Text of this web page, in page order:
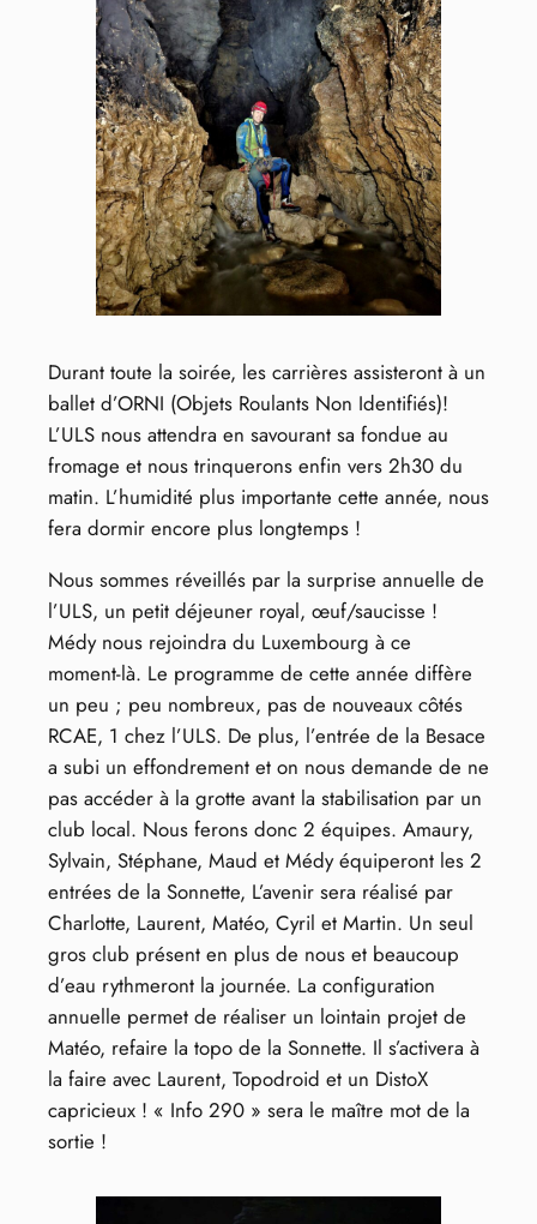
Durant toute la soirée, les carrières assisteront à un
ballet d’ORNI (Objets Roulants Non Identifiés)!
L’ULS nous attendra en savourant sa fondue au
fromage et nous trinquerons enfin vers 2h30 du
matin. L’humidité plus importante cette année, nous
fera dormir encore plus longtemps !
Nous sommes réveillés par la surprise annuelle de
l’ULS, un petit déjeuner royal, œuf/saucisse !
Médy nous rejoindra du Luxembourg à ce
moment-là. Le programme de cette année diffère
un peu ; peu nombreux, pas de nouveaux côtés
RCAE, 1 chez l’ULS. De plus, l’entrée de la Besace
a subi un effondrement et on nous demande de ne
pas accéder à la grotte avant la stabilisation par un
club local. Nous ferons donc 2 équipes. Amaury,
Sylvain, Stéphane, Maud et Médy équiperont les 2
entrées de la Sonnette, L’avenir sera réalisé par
Charlotte, Laurent, Matéo, Cyril et Martin. Un seul
gros club présent en plus de nous et beaucoup
d’eau rythmeront la journée. La configuration
annuelle permet de réaliser un lointain projet de
Matéo, refaire la topo de la Sonnette. Il s’activera à
la faire avec Laurent, Topodroid et un DistoX
capricieux ! « Info 290 » sera le maître mot de la
sortie !